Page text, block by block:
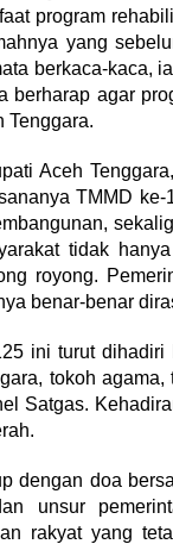
program
yang
berkaca-kaca,
berharap agar
Tenggara.
Aceh
TMMD
tidak
royong.
benar-benar
ini turut
tokoh
Satgas.
dengan doa
unsur
rakyat yang